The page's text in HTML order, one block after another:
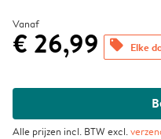
Vanaf
€ 26,99 offers Elke
Alle prijzen incl. BTW excl.